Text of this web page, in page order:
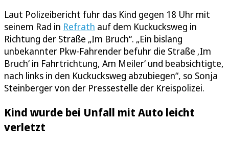
Laut Polizeibericht fuhr das Kind gegen 18 Uhr mit
seinem Rad in Refrath auf dem Kuckucksweg in
Richtung der Straße „Im Bruch“. „Ein bislang
unbekannter Pkw-Fahrender befuhr die Straße ‚Im
Bruch‘ in Fahrtrichtung‚ Am Meiler‘ und beabsichtigte,
nach links in den Kuckucksweg abzubiegen“, so Sonja
Steinberger von der Pressestelle der Kreispolizei.
Kind wurde bei Unfall mit Auto leicht
verletzt